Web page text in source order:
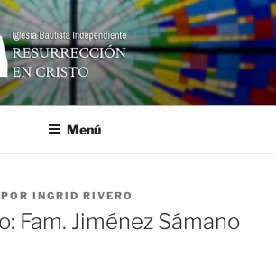
EN CRISTO
Menú
POR INGRID RIVERO
Fam. Jiménez Sámano